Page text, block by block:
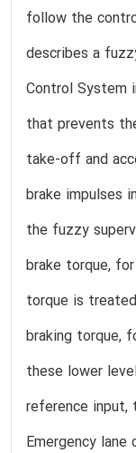
follow the
describes a
Control System
that prevents
take-off and
brake impulses
the fuzzy
brake torque,
torque is
braking torque,
these lower
reference input,
Emergency